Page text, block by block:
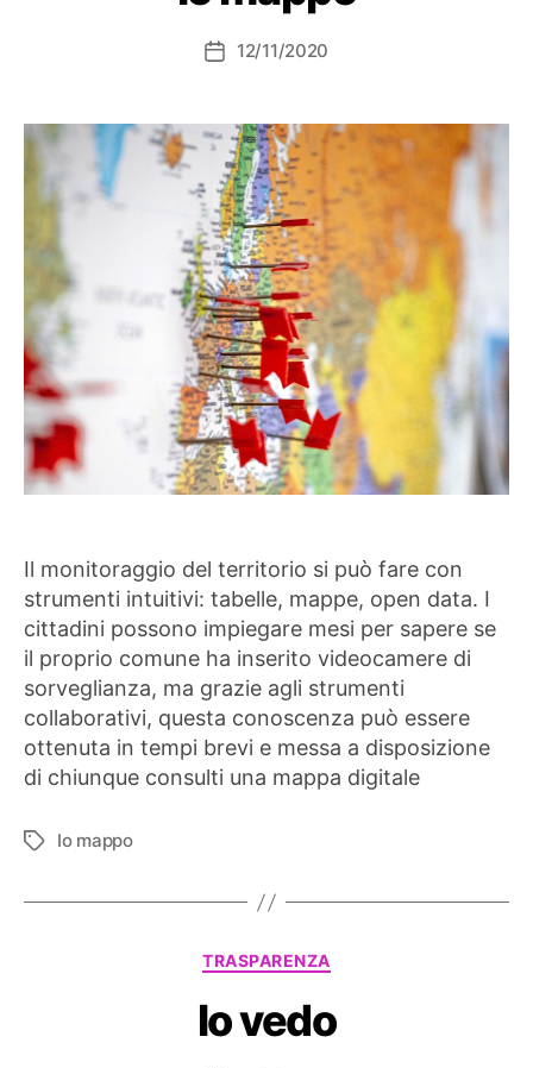
Data12/11/2020
Il monitoraggio del territorio si può fare con
strumenti intuitivi: tabelle, mappe, open data. I
cittadini possono impiegare mesi per sapere se
il proprio comune ha inserito videocamere di
sorveglianza, ma grazie agli strumenti
collaborativi, questa conoscenza può essere
ottenuta in tempi brevi e messa a disposizione
di chiunque consulti una mappa digitale
Tag Io mappo
Categorie
TRASPARENZA
Io vedo